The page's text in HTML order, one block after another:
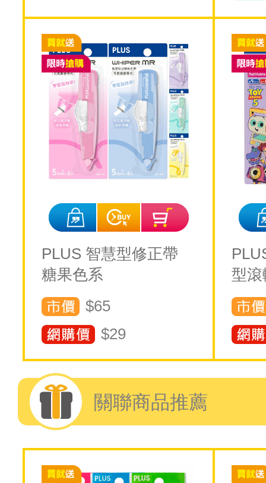
PLUS 智慧型修正帶
糖果色系
$65
$29
型
關聯商品推薦